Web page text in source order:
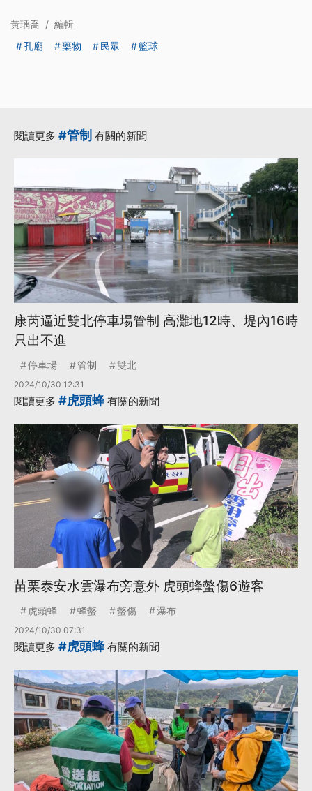
黃瑀喬 / 編輯
孔廟
藥物 民眾 籃球
閱讀更多 #管制 有關的新聞
康芮逼近雙北停車場管制 高灘地12時、堤內16時
只出不進
停車場 管制 雙北
2024/10/30 12:31
閱讀更多 #虎頭蜂 有關的新聞
苗栗泰安水雲瀑布旁意外 虎頭蜂螫傷6遊客
虎頭蜂 蜂螫 螫傷 瀑布
2024/10/30 07:31
閱讀更多 #虎頭蜂 有關的新聞